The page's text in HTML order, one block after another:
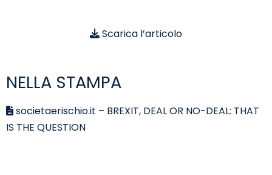
Scarica l’articolo
NELLA STAMPA
societaerischio.it – BREXIT, DEAL OR NO-DEAL: THAT
IS THE QUESTION